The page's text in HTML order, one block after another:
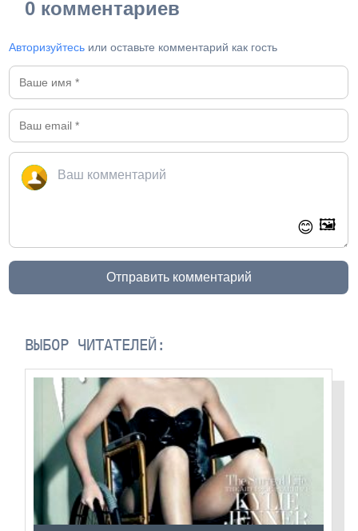
0 комментариев
Авторизуйтесь или оставьте комментарий как гость
😊 🖼️
Отправить комментарий
ВЫБОР ЧИТАТЕЛЕЙ: